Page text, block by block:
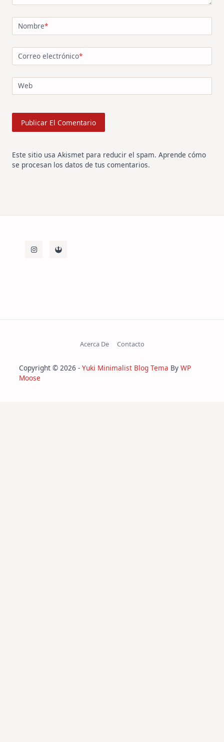
Nombre*
Correo electrónico*
Web
Este sitio usa Akismet para reducir el spam. Aprende cómo
se procesan los datos de tus comentarios.
Acerca De Contacto
Copyright © 2026 - Yuki Minimalist Blog Tema By WP
Moose